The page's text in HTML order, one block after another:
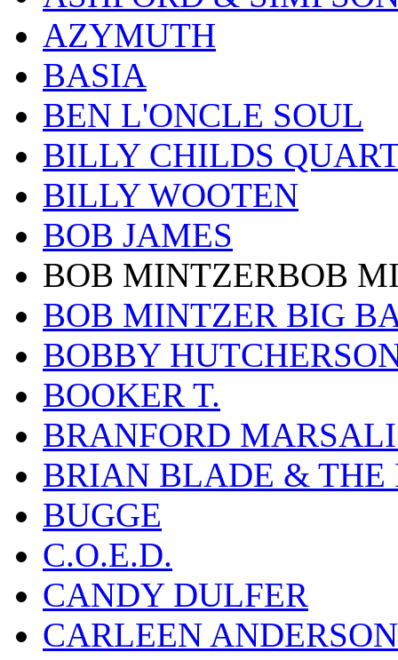
AZYMUTH
BASIA
BEN L'ONCLE SOUL
BILLY CHILDS
BILLY WOOTEN
BOB JAMES
BOB MINTZERBOB
BOB MINTZER BIG
BOBBY
BOOKER T.
BRANFORD
BRIAN BLADE & THE
BUGGE
C.O.E.D.
CANDY DULFER
CARLEEN ANDERSON